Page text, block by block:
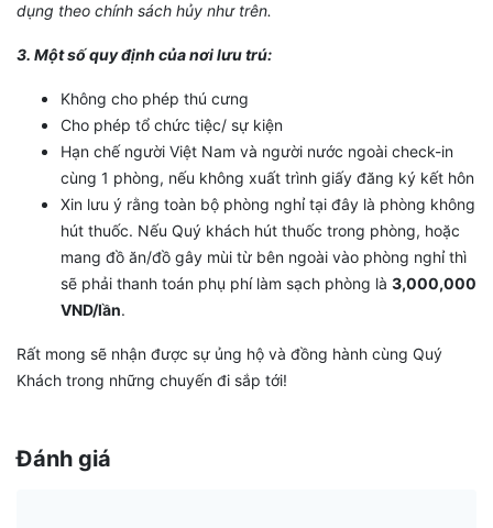
dụng theo chính sách hủy như trên.
3. Một số quy định của nơi lưu trú:
Không cho phép thú cưng
Cho phép tổ chức tiệc/ sự kiện
Hạn chế người Việt Nam và người nước ngoài check-in
cùng 1 phòng, nếu không xuất trình giấy đăng ký kết hôn
Xin lưu ý rằng toàn bộ phòng nghỉ tại đây là phòng không
hút thuốc. Nếu Quý khách hút thuốc trong phòng, hoặc
mang đồ ăn/đồ gây mùi từ bên ngoài vào phòng nghỉ thì
sẽ phải thanh toán phụ phí làm sạch phòng là 3,000,000
VND/lần.
Rất mong sẽ nhận được sự ủng hộ và đồng hành cùng Quý
Khách trong những chuyến đi sắp tới!
Đánh giá